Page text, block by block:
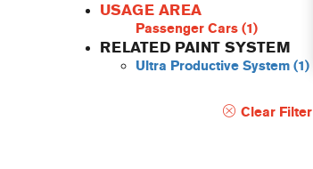
USAGE AREA
Passenger Cars (1)
RELATED PAINT SYSTEM
Ultra Productive System (1)
Clear Filter